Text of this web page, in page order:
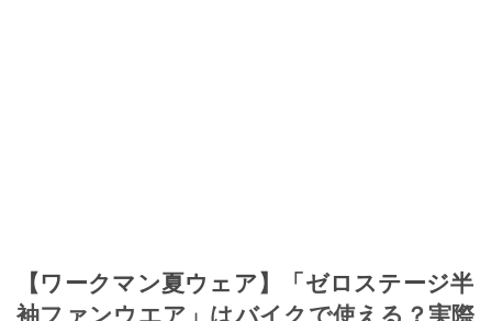
【ワークマン夏ウェア】「ゼロステージ半
袖ファンウエア」はバイクで使える？実際